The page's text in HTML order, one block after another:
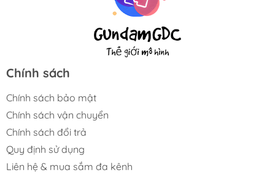
Chính sách
Chính sách bảo mật
Chính sách vận chuyển
Chính sách đổi trả
Quy định sử dụng
Liên hệ & mua sắm đa kênh